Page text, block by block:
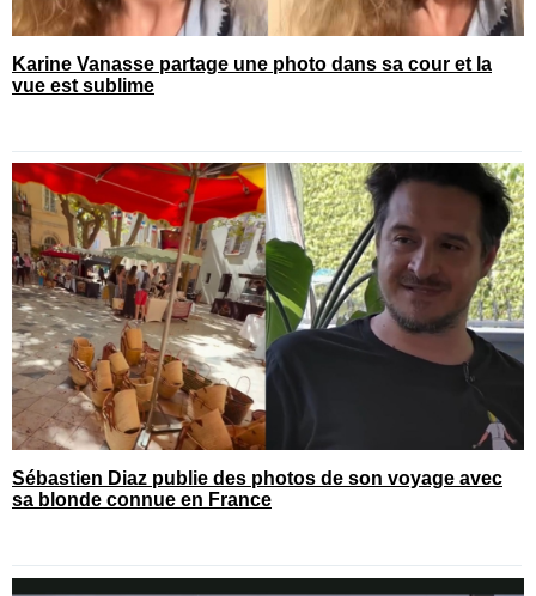
Karine Vanasse partage une photo dans sa cour et la
vue est sublime
Sébastien Diaz publie des photos de son voyage avec
sa blonde connue en France